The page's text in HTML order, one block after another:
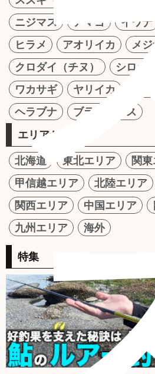
ニジマス
アマゴ イワナ
ヒラメ
アオリイカ
メジ
クロダイ（チヌ）
シロギス
ワカサギ
ヤリイカ
ヘラブナ
ブラックバス
エリアから探す
北海道 東北エリア
関
甲信越エリア
北陸エリア
関西エリア
中国エリア
九州エリア
海外
特集